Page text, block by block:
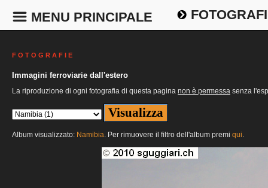
MENU PRINCIPALE
F O T O G R A F I E
Immagini ferroviarie dall'estero
La riproduzione di ogni fotografia di questa pagina non è permessa senza
Album visualizzato: Namibia. Per rimuovere il filtro dell'album premi qui.